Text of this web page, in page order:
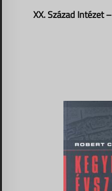
XX. Század Intézet